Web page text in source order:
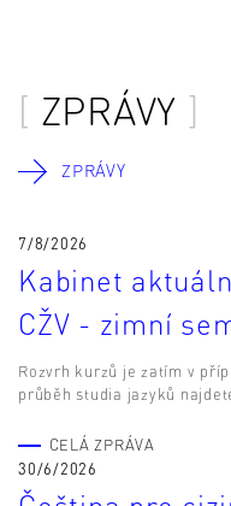
ZPRÁVY
ZPRÁVY
7/8/2026
Kabinet
CŽV - zimní
Rozvrh kurzů je zatím v
průběh studia jazyků
CELÁ ZPRÁVA
30/6/2026